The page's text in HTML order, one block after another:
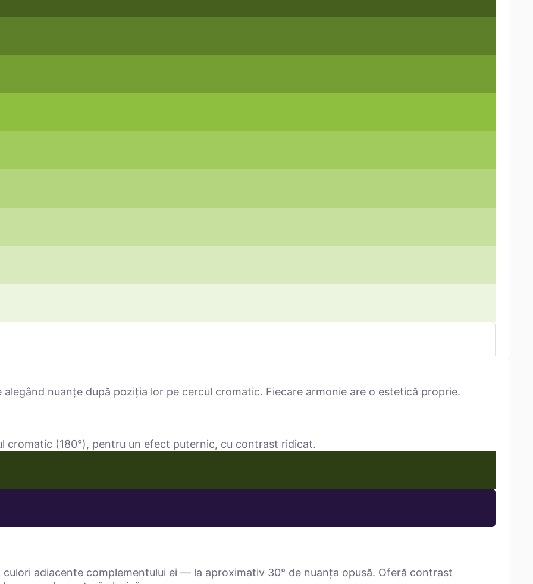
nuanțe după poziția lor pe cercul cromatic. Fiecare armonie are o estetică proprie.
cromatic (180°), pentru un efect puternic, cu contrast ridicat.
culori adiacente complementului ei — la aproximativ 30° de nuanța opusă. Oferă contrast